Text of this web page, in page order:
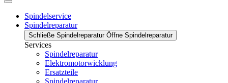
Spindelservice
Spindelreparatur
Schließe Spindelreparatur Öffne Spindelreparatur
Services
Spindelreparatur
Elektromotorwicklung
Ersatzteile
Spindelreparatur